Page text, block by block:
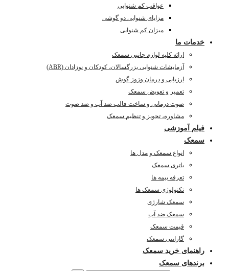
عواقب کم شنوایی
مزایای شنوایی دو گوشی
میزان کم شنوایی
خدمات ما
ارائه کلیه لوازم جانبی سمعک
آزمایشات شنوایی بزرگسالان، کودکان و نوزادان (ABR)
ارزیابی و درمان وزوز گوش
تعمیر و تعویض سمعک
صوت درمانی و ساخت قالب ضد آب و ضد صوت
مشاوره، تجویز و تنظیم سمعک
فیلم آموزشی
سمعک
انواع سمعک و مدل ها
باتری سمعک
تعرفه بیمه ها
تکنولوژی سمعک ها
سمعک شارژی
سمعک ضد آب
قیمت سمعک
گارانتی سمعک
راهنمای خرید سمعک
برندهای سمعک